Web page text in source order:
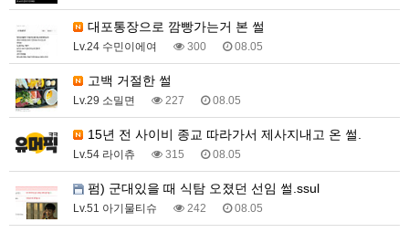
대포통장으로 깜빵가는거 본 썰
Lv.24 수민이에여 300 08.05
고백 거절한 썰
Lv.29 소밀면 227 08.05
15년 전 사이비 종교 따라가서 제사지내고 온 썰.
Lv.54 라이츄 315 08.05
펌) 군대있을 때 식탐 오졌던 선임 썰.ssul
Lv.51 아기물티슈 242 08.05